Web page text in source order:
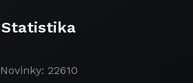
Statistika
Novinky: 22610